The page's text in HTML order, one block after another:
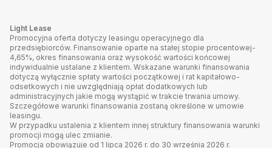
Light Lease
Promocyjna oferta dotyczy leasingu operacyjnego dla
przedsiębiorców. Finansowanie oparte na stałej stopie procentowej-
4,65%, okres finansowania oraz wysokość wartości końcowej
indywidualnie ustalane z klientem. Wskazane warunki finansowania
dotyczą wyłącznie spłaty wartości początkowej i rat kapitałowo-
odsetkowych i nie uwzględniają opłat dodatkowych lub
administracyjnych jakie mogą wystąpić w trakcie trwania umowy.
Szczegółowe warunki finansowania zostaną określone w umowie
leasingu.
W przypadku ustalenia z klientem innej struktury finansowania warunki
promocji mogą ulec zmianie.
Promocja obowiązuje od 1 lipca 2026 r. do 30 września 2026 r.